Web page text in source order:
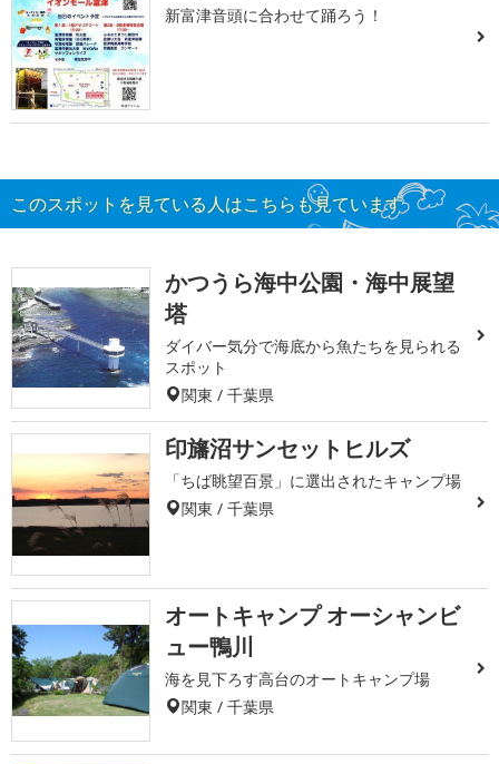
新富津音頭に合わせて踊ろう！
このスポットを見ている人はこちらも見ています
かつうら海中公園・海中展望
塔
ダイバー気分で海底から魚たちを見られる
スポット
関東 / 千葉県
印旛沼サンセットヒルズ
「ちば眺望百景」に選出されたキャンプ場
関東 / 千葉県
オートキャンプ オーシャンビ
ュー鴨川
海を見下ろす高台のオートキャンプ場
関東 / 千葉県